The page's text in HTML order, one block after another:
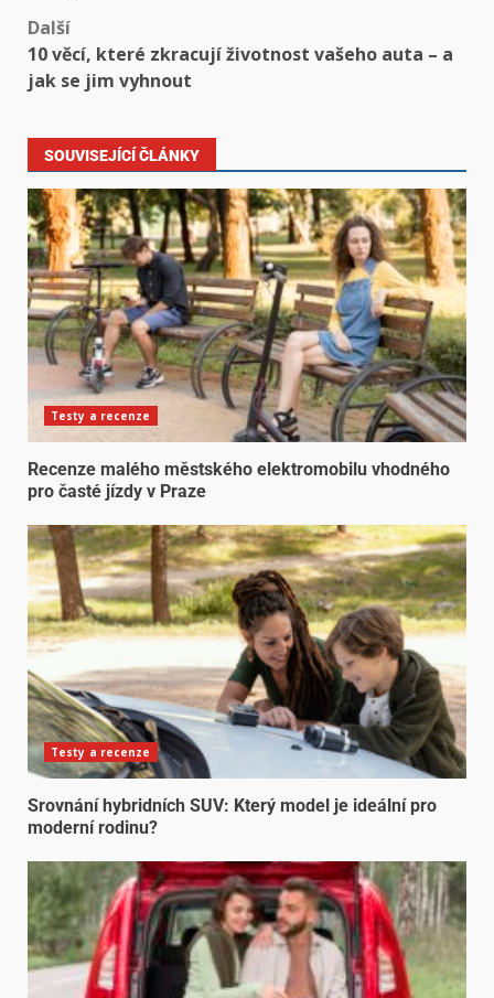
Další
10 věcí, které zkracují životnost vašeho auta – a
jak se jim vyhnout
SOUVISEJÍCÍ ČLÁNKY
Testy a recenze
Recenze malého městského elektromobilu vhodného
pro časté jízdy v Praze
Testy a recenze
Srovnání hybridních SUV: Který model je ideální pro
moderní rodinu?